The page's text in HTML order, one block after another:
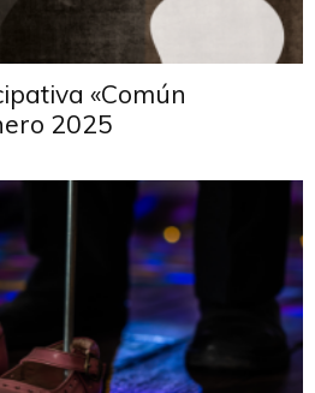
«Común
2025